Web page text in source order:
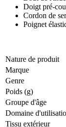
Doigt pré-
Cordon de
Poignet
Nature de produit
Marque
Genre
Poids (g)
Groupe d'âge
Domaine
Tissu extérieur